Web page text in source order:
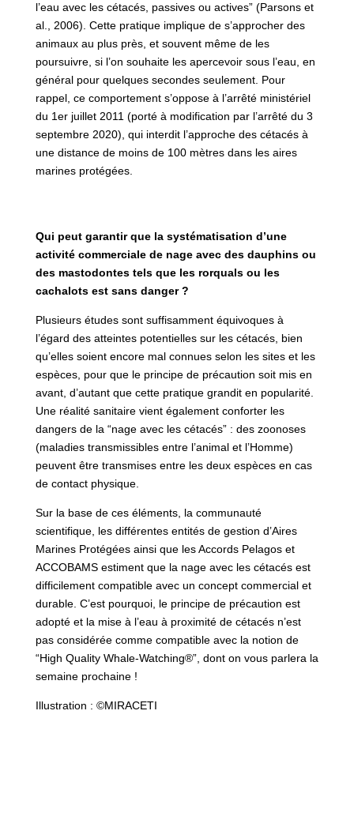
l’eau avec les cétacés, passives ou actives” (Parsons et
al., 2006). Cette pratique implique de s’approcher des
animaux au plus près, et souvent même de les
poursuivre, si l’on souhaite les apercevoir sous l’eau, en
général pour quelques secondes seulement. Pour
rappel, ce comportement s’oppose à l’arrêté ministériel
du 1er juillet 2011 (porté à modification par l’arrêté du 3
septembre 2020), qui interdit l’approche des cétacés à
une distance de moins de 100 mètres dans les aires
marines protégées.
Qui peut garantir que la systématisation d’une
activité commerciale de nage avec des dauphins ou
des mastodontes tels que les rorquals ou les
cachalots est sans danger ?
Plusieurs études sont suffisamment équivoques à
l’égard des atteintes potentielles sur les cétacés, bien
qu’elles soient encore mal connues selon les sites et les
espèces, pour que le principe de précaution soit mis en
avant, d’autant que cette pratique grandit en popularité.
Une réalité sanitaire vient également conforter les
dangers de la “nage avec les cétacés” : des zoonoses
(maladies transmissibles entre l’animal et l’Homme)
peuvent être transmises entre les deux espèces en cas
de contact physique.
Sur la base de ces éléments, la communauté
scientifique, les différentes entités de gestion d’Aires
Marines Protégées ainsi que les Accords Pelagos et
ACCOBAMS estiment que la nage avec les cétacés est
difficilement compatible avec un concept commercial et
durable. C’est pourquoi, le principe de précaution est
adopté et la mise à l’eau à proximité de cétacés n’est
pas considérée comme compatible avec la notion de
“High Quality Whale-Watching®”, dont on vous parlera la
semaine prochaine !
Illustration : ©MIRACETI